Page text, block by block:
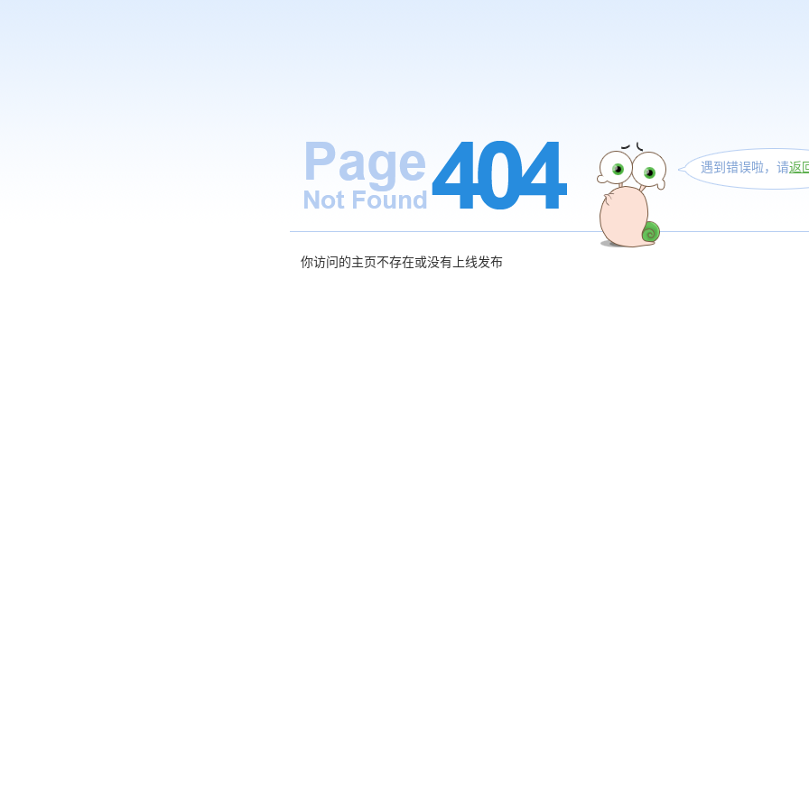
遇到错误啦，请返
你访问的主页不存在或没有上线发布